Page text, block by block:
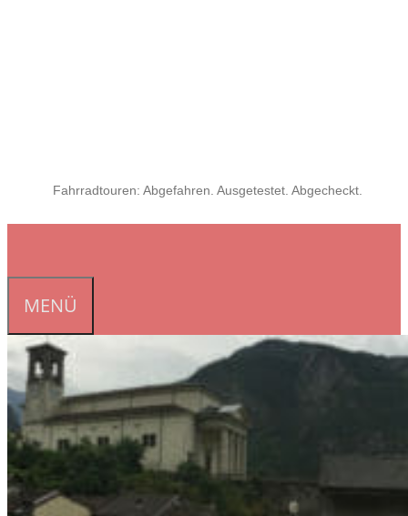
Fahrradtouren: Abgefahren. Ausgetestet. Abgecheckt.
MENÜ